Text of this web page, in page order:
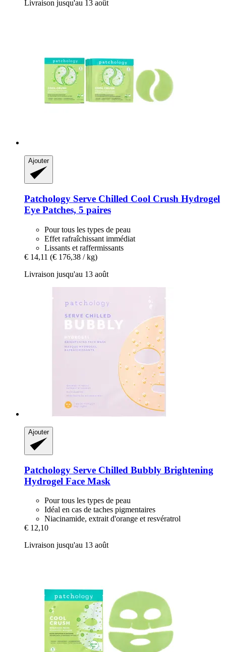
Livraison jusqu'au 13 août
Ajouter
Patchology Serve Chilled Cool Crush Hydrogel
Eye Patches, 5 paires
Pour tous les types de peau
Effet rafraîchissant immédiat
Lissants et raffermissants
€ 14,11 (€ 176,38 / kg)
Livraison jusqu'au 13 août
Ajouter
Patchology Serve Chilled Bubbly Brightening
Hydrogel Face Mask
Pour tous les types de peau
Idéal en cas de taches pigmentaires
Niacinamide, extrait d'orange et resvératrol
€ 12,10
Livraison jusqu'au 13 août